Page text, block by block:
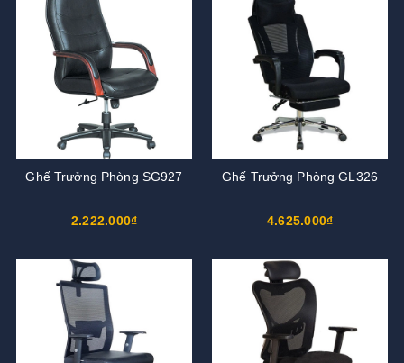
Ghế Trưởng Phòng SG927
2.222.000₫
Ghế Trưởng Phòng GL326
4.625.000₫